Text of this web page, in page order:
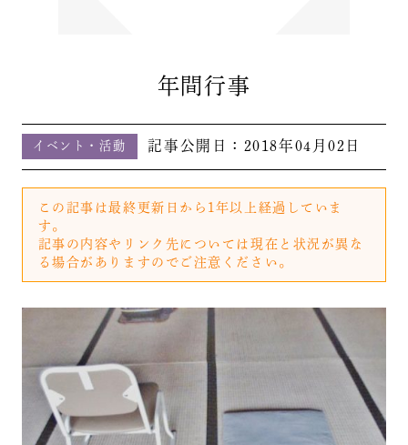
年間行事
イベント・活動 記事公開日： 2018年04月02日
この記事は最終更新日から1年以上経過していま
す。
記事の内容やリンク先については現在と状況が異な
る場合がありますのでご注意ください。